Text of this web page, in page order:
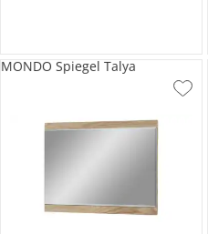
MONDO Spiegel Talya